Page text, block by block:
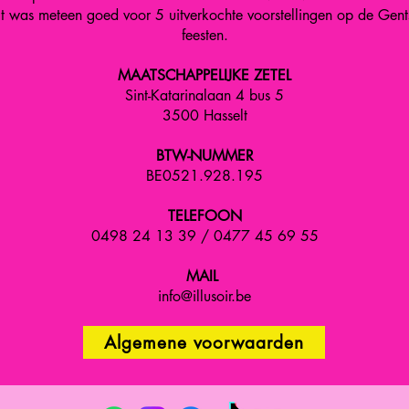
was meteen goed voor 5 uitverkochte voorstellingen op de
feesten.
MAATSCHAPPELIJKE ZETEL
Sint-Katarinalaan 4 bus 5
3500 Hasselt
BTW-NUMMER
BE0521.928.195
TELEFOON
0498 24 13 39 / 0477 45 69 55
MAIL
info@illusoir.be
Algemene voorwaarden